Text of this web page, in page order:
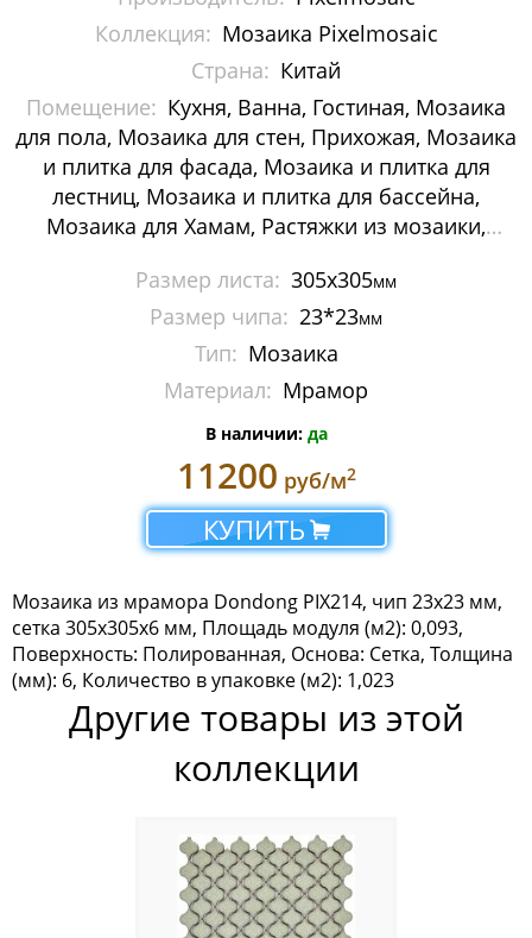
Мозаика Decor-mosaic
Мозаика Imagine Mosaic
Мозаика Irida
Мозаика Keramograd
Мозаика Mir Mosaic
Мозаика NSmosaic
Мозаика Orro Mosaic
Мозаика Rose Mosaic
Мозаика Sekitei
Мозаика Starmosaic
Мозаика Опера Декора
Россия
Коллекция: Мозаика Pixelmosaic
Страна: Китай
Помещение: Кухня, Ванна, Гостиная, Мозаика
для пола, Мозаика для стен, Прихожая, Мозаика
и плитка для фасада, Мозаика и плитка для
лестниц, Мозаика и плитка для бассейна,
Мозаика для Хамам, Растяжки из мозаики,
Размер листа: 305х305мм
Размер чипа: 23*23мм
Тип: Мозаика
Материал: Мрамор
В наличии: да
11200 руб/м2
КУПИТЬ
Мозаика из мрамора Dondong PIX214, чип 23x23 мм,
сетка 305х305x6 мм, Площадь модуля (м2): 0,093,
Поверхность: Полированная, Основа: Сетка, Толщина
(мм): 6, Количество в упаковке (м2): 1,023
Другие товары из этой
коллекции